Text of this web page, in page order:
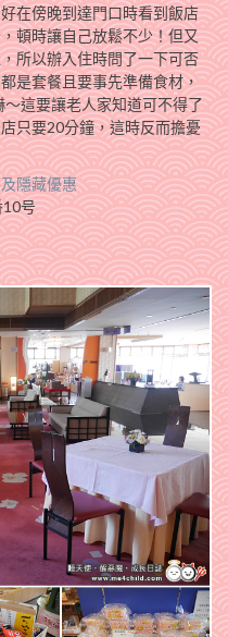
在傍晚到達門口時看到飯店
頓時讓自己放鬆不少！但又
所以辦入住時問了一下可否
是套餐且要事先準備食材，
這要讓老人家知道可不得了
只要20分鐘，這時反而擔憂
隱藏優惠
10号